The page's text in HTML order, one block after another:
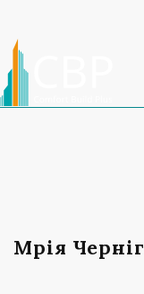
Мрія